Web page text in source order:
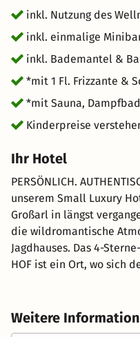
inkl. Nutzung des
inkl. einmalige
inkl. Bademantel &
*mit 1 Fl. Frizzante &
*mit Sauna,
Kinderpreise
Ihr Hotel
PERSÖNLICH. AUTHENTISCH.
unserem Small Luxury
Großarl in längst
die wildromantische
Jagdhauses. Das 4-
HOF ist ein Ort, wo sich
Urlaubs so
Gastgebern zur totalen
& SPA. Von der
Weitere